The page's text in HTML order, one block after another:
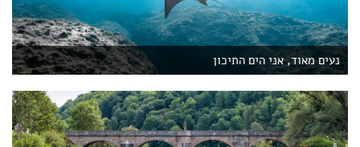
נעים מאוד, אני הים התיכון